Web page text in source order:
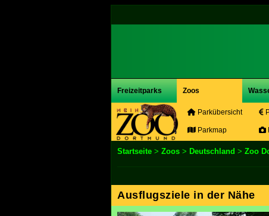
Freizeitparks Zoos
Parkübersicht
Parkmap
Startseite > Zoos > Deutschland > Zoo
Ausflugsziele in der Nähe